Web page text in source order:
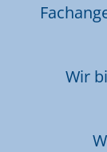
Wir